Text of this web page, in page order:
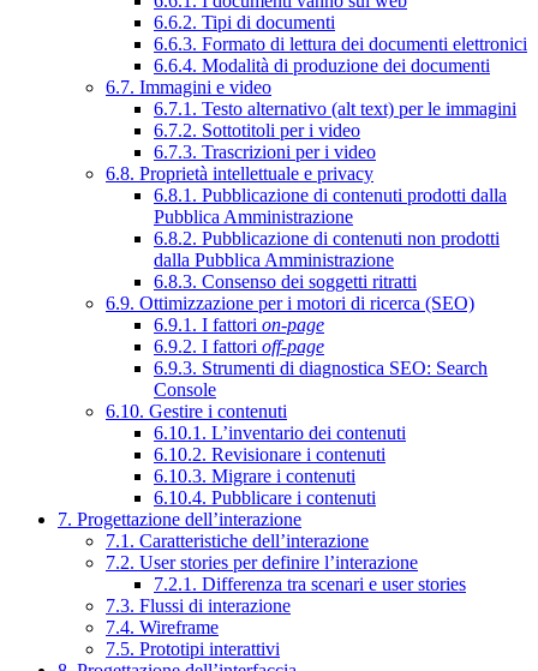
6.6.2. Tipi di documenti
6.6.3. Formato di lettura dei documenti elettronici
6.6.4. Modalità di produzione dei documenti
6.7. Immagini e video
6.7.1. Testo alternativo (alt text) per le immagini
6.7.2. Sottotitoli per i video
6.7.3. Trascrizioni per i video
6.8. Proprietà intellettuale e privacy
6.8.1. Pubblicazione di contenuti prodotti dalla
Pubblica Amministrazione
6.8.2. Pubblicazione di contenuti non prodotti
dalla Pubblica Amministrazione
6.8.3. Consenso dei soggetti ritratti
6.9. Ottimizzazione per i motori di ricerca (SEO)
6.9.1. I fattori on-page
6.9.2. I fattori off-page
6.9.3. Strumenti di diagnostica SEO: Search
Console
6.10. Gestire i contenuti
6.10.1. L’inventario dei contenuti
6.10.2. Revisionare i contenuti
6.10.3. Migrare i contenuti
6.10.4. Pubblicare i contenuti
7. Progettazione dell’interazione
7.1. Caratteristiche dell’interazione
7.2. User stories per definire l’interazione
7.2.1. Differenza tra scenari e user stories
7.3. Flussi di interazione
7.4. Wireframe
7.5. Prototipi interattivi